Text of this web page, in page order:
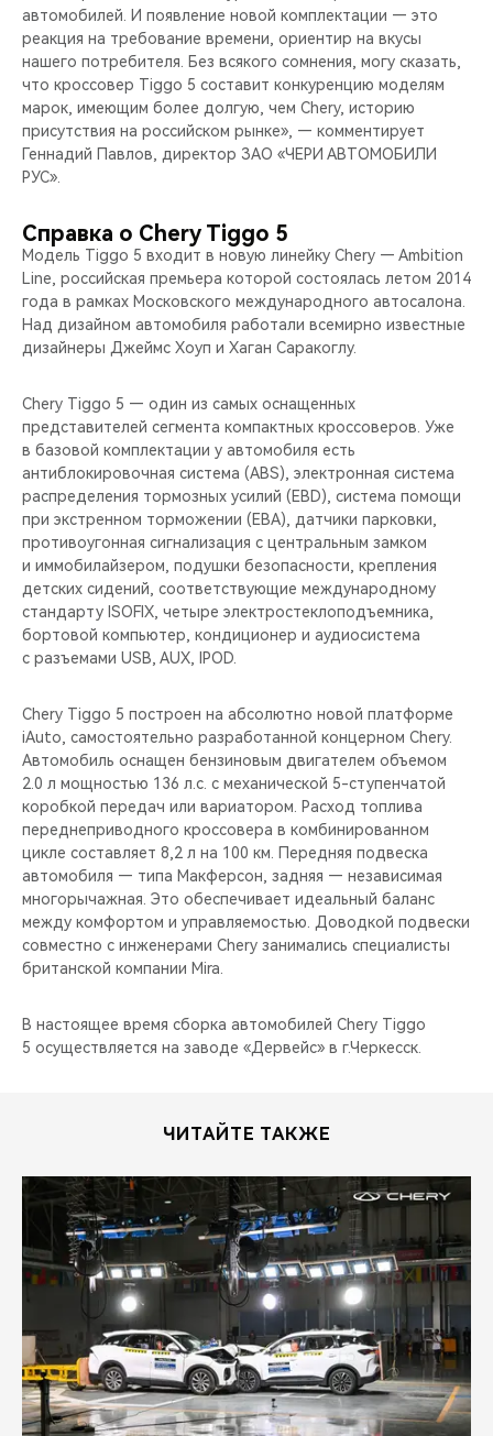
автомобилей. И появление новой комплектации — это
реакция на требование времени, ориентир на вкусы
нашего потребителя. Без всякого сомнения, могу сказать,
что кроссовер Tiggo 5 составит конкуренцию моделям
марок, имеющим более долгую, чем Chery, историю
присутствия на российском рынке», — комментирует
Геннадий Павлов, директор ЗАО «ЧЕРИ АВТОМОБИЛИ
РУС».
Справка о Chery Tiggo 5
Модель Tiggo 5 входит в новую линейку Chery — Ambition
Line, российская премьера которой состоялась летом 2014
года в рамках Московского международного автосалона.
Над дизайном автомобиля работали всемирно известные
дизайнеры Джеймс Хоуп и Хаган Саракоглу.
Chery Tiggo 5 — один из самых оснащенных
представителей сегмента компактных кроссоверов. Уже
в базовой комплектации у автомобиля есть
антиблокировочная система (ABS), электронная система
распределения тормозных усилий (EBD), система помощи
при экстренном торможении (EBA), датчики парковки,
противоугонная сигнализация с центральным замком
и иммобилайзером, подушки безопасности, крепления
детских сидений, соответствующие международному
стандарту ISOFIX, четыре электростеклоподъемника,
бортовой компьютер, кондиционер и аудиосистема
с разъемами USB, AUX, IPOD.
Chery Tiggo 5 построен на абсолютно новой платформе
iAuto, самостоятельно разработанной концерном Chery.
Автомобиль оснащен бензиновым двигателем объемом
2.0 л мощностью 136 л.с. с механической 5-ступенчатой
коробкой передач или вариатором. Расход топлива
переднеприводного кроссовера в комбинированном
цикле составляет 8,2 л на 100 км. Передняя подвеска
автомобиля — типа Макферсон, задняя — независимая
многорычажная. Это обеспечивает идеальный баланс
между комфортом и управляемостью. Доводкой подвески
совместно с инженерами Chery занимались специалисты
британской компании Mira.
В настоящее время сборка автомобилей Chery Tiggo
5 осуществляется на заводе «Дервейс» в г.Черкесск.
ЧИТАЙТЕ ТАКЖЕ